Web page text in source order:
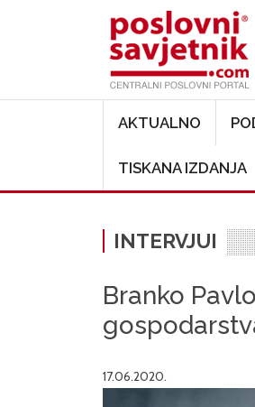
AKTUALNO
TISKANA IZDANJA
INTERVJUI
Branko
17.06.2020.